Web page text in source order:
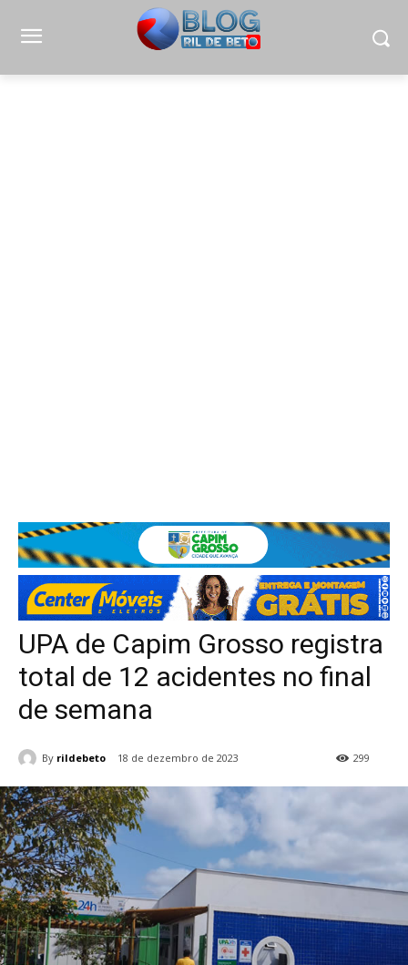
UPA de Capim Grosso registra
total de 12 acidentes no final
de semana
By rildebeto 18 de dezembro de 2023 299